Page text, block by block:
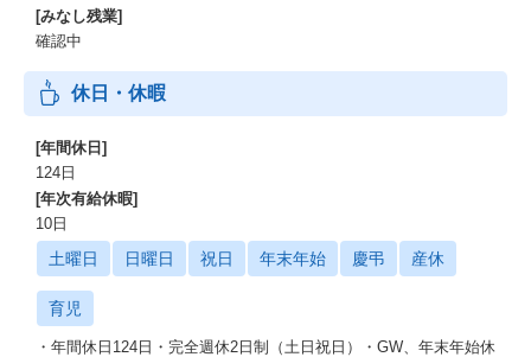
[みなし残業]
確認中
休日・休暇
[年間休日]
124日
[年次有給休暇]
10日
土曜日 日曜日 祝日 年末年始 慶弔 産休
育児
・年間休日124日・完全週休2日制（土日祝日）・GW、年末年始休